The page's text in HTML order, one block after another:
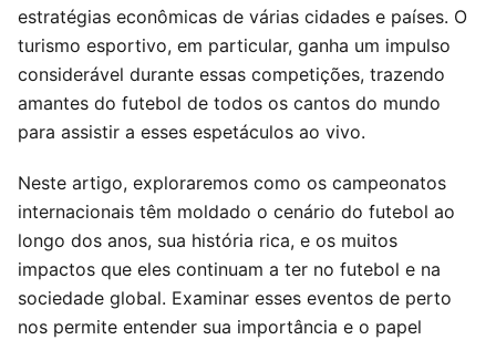
estratégias econômicas de várias cidades e países. O
turismo esportivo, em particular, ganha um impulso
considerável durante essas competições, trazendo
amantes do futebol de todos os cantos do mundo
para assistir a esses espetáculos ao vivo.
Neste artigo, exploraremos como os campeonatos
internacionais têm moldado o cenário do futebol ao
longo dos anos, sua história rica, e os muitos
impactos que eles continuam a ter no futebol e na
sociedade global. Examinar esses eventos de perto
nos permite entender sua importância e o papel